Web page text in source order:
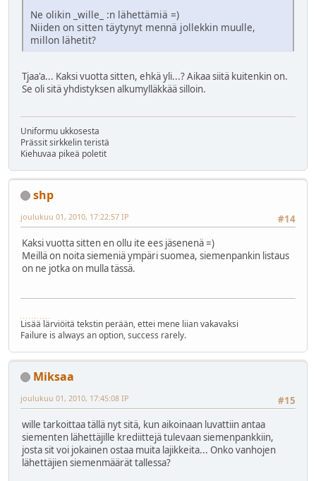
Ne olikin _wille_ :n lähettämiä =)
Niiden on sitten täytynyt mennä jollekkin muulle,
millon lähetit?
Tjaa'a... Kaksi vuotta sitten, ehkä yli...? Aikaa siitä kuitenkin on.
Se oli sitä yhdistyksen alkumylläkkää silloin.
Uniformu ukkosesta
Prässit sirkkelin teristä
Kiehuvaa pikeä poletit
shp
#14
joulukuu 01, 2010, 17:22:57 IP
Kaksi vuotta sitten en ollu ite ees jäsenenä =)
Meillä on noita siemeniä ympäri suomea, siemenpankin listaus
on ne jotka on mulla tässä.
Lisää lärviöitä tekstin perään, ettei mene liian vakavaksi
Failure is always an option, success rarely.
Miksaa
#15
joulukuu 01, 2010, 17:45:08 IP
wille tarkoittaa tällä nyt sitä, kun aikoinaan luvattiin antaa
siementen lähettäjille krediittejä tulevaan siemenpankkiin,
josta sit voi jokainen ostaa muita lajikkeita... Onko vanhojen
lähettäjien siemenmäärät tallessa?